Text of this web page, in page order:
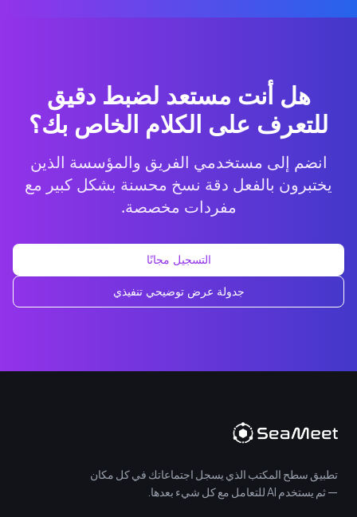
هل أنت مستعد لضبط دقيق
للتعرف على الكلام الخاص بك؟
انضم إلى مستخدمي الفريق والمؤسسة الذين
يختبرون بالفعل دقة نسخ محسنة بشكل كبير مع
مفردات مخصصة.
التسجيل مجانًا
جدولة عرض توضيحي تنفيذي
تطبيق سطح المكتب الذي يسجل اجتماعاتك في كل مكان
— ثم يستخدم AI للتعامل مع كل شيء بعدها.